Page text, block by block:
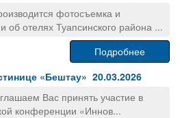
фотосъемка и
отелях Туапсинского района ...
Подробнее
«Бештау» 20.03.2026
Вас принять участие в
конференции «Иннов...